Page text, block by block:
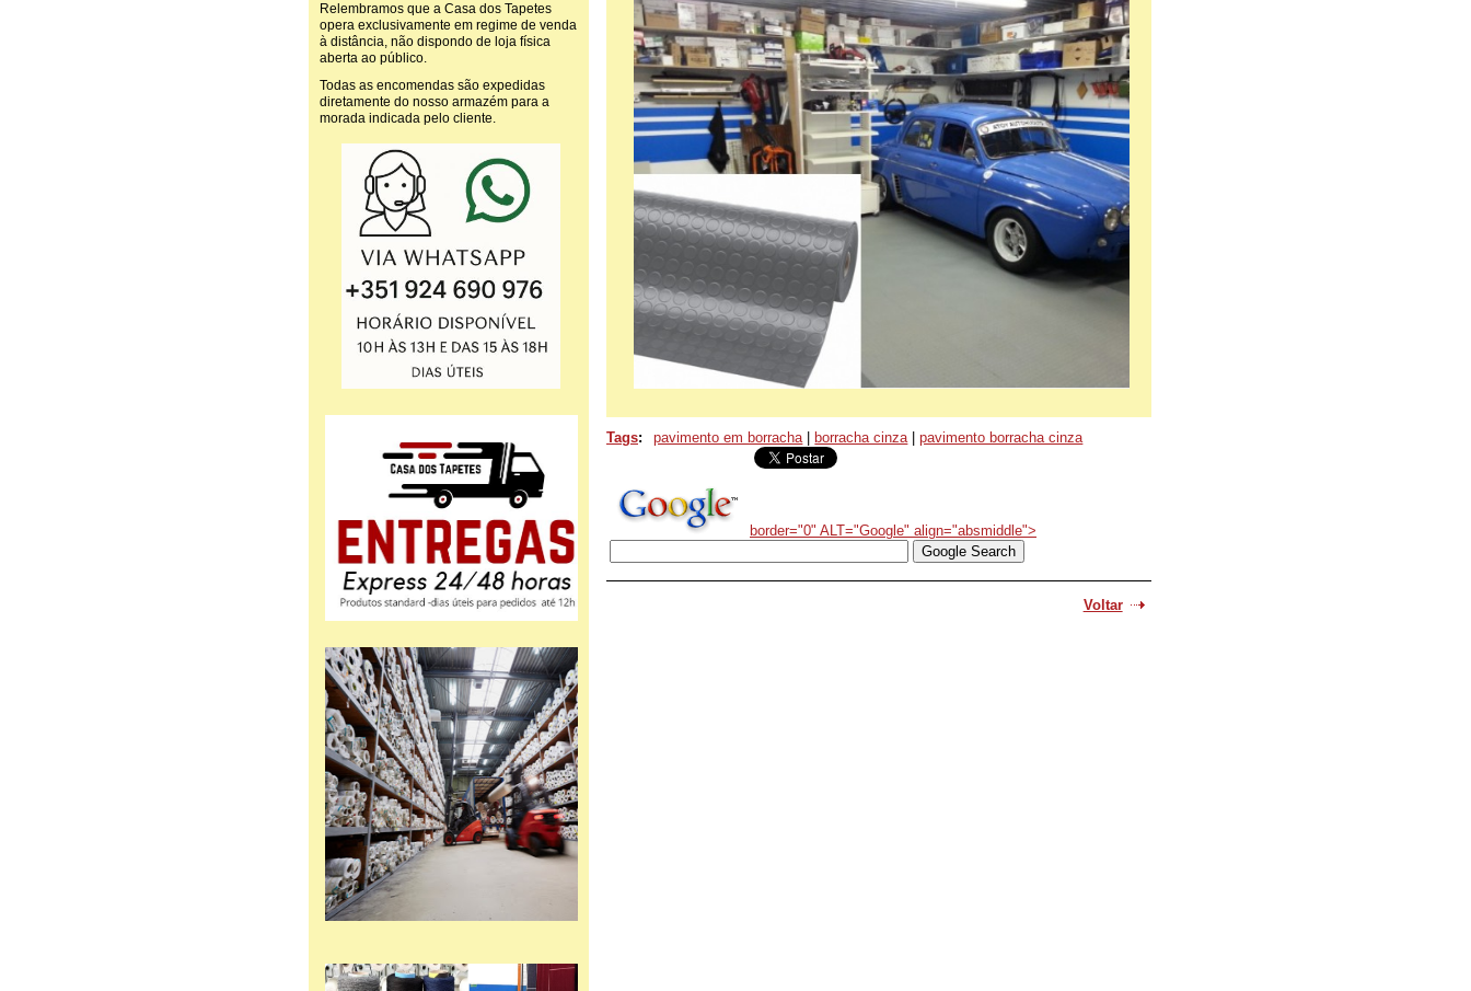
Tags: pavimento em borracha borracha cinza pavimento borracha cinza
border="0" ALT="Google" align="absmiddle">
Voltar
Relembramos que a Casa dos Tapetes
opera exclusivamente em regime de venda
à distância, não dispondo de loja física
aberta ao público.
Todas as encomendas são expedidas
diretamente do nosso armazém para a
morada indicada pelo cliente.